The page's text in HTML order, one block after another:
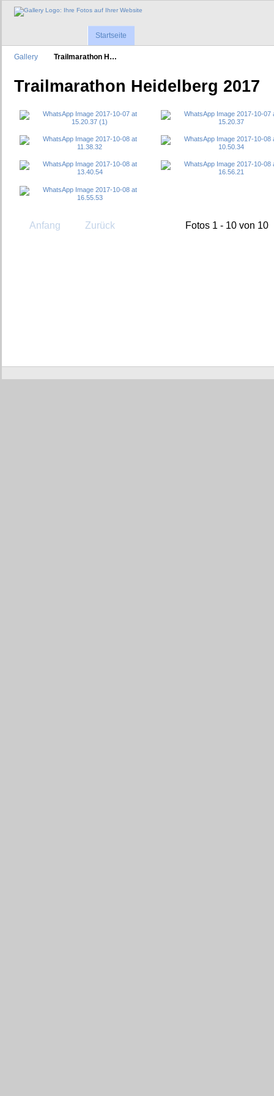
Startseite
Gallery Trailmarathon H…
Trailmarathon Heidelberg 2017
Anfang Zurück Fotos 1 - 10 von 10